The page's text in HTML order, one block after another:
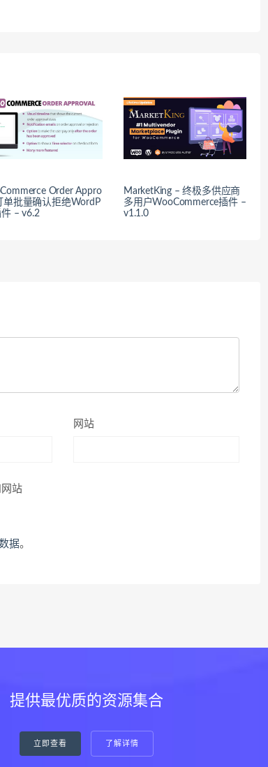
Order Appro
单批量确认拒绝WordP
件 – v6.2
MarketKing – 终极多供应商
多用户WooCommerce插件 –
v1.1.0
网站
站
据。
提供最优质的资源集合
立即查看 了解详情